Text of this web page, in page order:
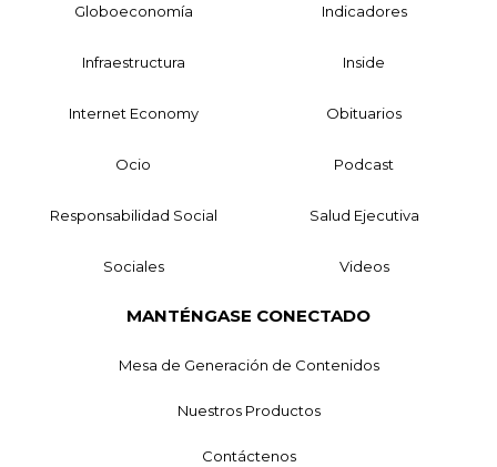
Globoeconomía Indicadores
Infraestructura Inside
Internet Economy Obituarios
Ocio Podcast
Responsabilidad Social Salud Ejecutiva
Sociales Videos
MANTÉNGASE CONECTADO
Mesa de Generación de Contenidos
Nuestros Productos
Contáctenos